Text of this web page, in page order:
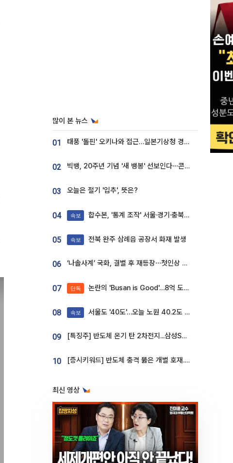
많이 본 뉴스
01 태풍 '돌핀' 오키나와 접근…일본기상청 경로 업데이트
02 빅뱅, 20주년 기념 '새 뱅봉' 선보인다⋯콘서트 앞두고 팝업 개최
03 오늘은 절기 '입추', 뜻은?
04 속보 합수본, '통계 조작' 서울·경기·충북 선관위 등 추가 압수수색
05 속보 전북 완주 삼례읍 공장서 화재 발생
06 ‘나솔사계’ 국화, 결별 후 재등장⋯첫인상 투표 휩쓸고 ‘인기녀’ 등극
07 단독 논란의 'Busan is Good'…8억 도시브랜드, 용산 대통령실 CI 업체가 수행
08 속보 서울도 '40도'…오늘 노원 40.2도 기록
09 [특징주] 반도체 온기 탄 2차전지...삼성SDI, 장 초반 7% 넘게 껑충
10 [증시키워드] 반도체 충격 뚫은 개별 호재...포스코퓨처엠·에코프로·한화솔루션 '눈길'
최신 영상